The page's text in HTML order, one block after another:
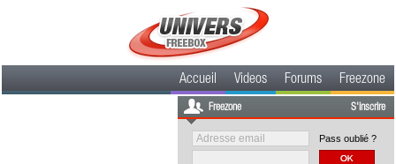
Accueil Videos Forums Freezone
Freezone S'inscrire
Pass oublié ?